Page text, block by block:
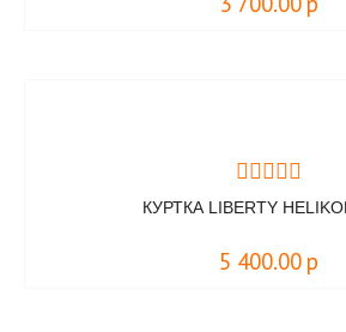
КУРТКА LIBERTY
5 400.00 р